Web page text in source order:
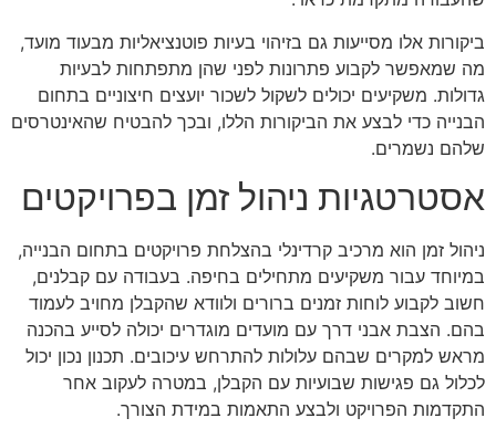
ביקורות אלו מסייעות גם בזיהוי בעיות פוטנציאליות מבעוד מועד,
מה שמאפשר לקבוע פתרונות לפני שהן מתפתחות לבעיות
גדולות. משקיעים יכולים לשקול לשכור יועצים חיצוניים בתחום
הבנייה כדי לבצע את הביקורות הללו, ובכך להבטיח שהאינטרסים
שלהם נשמרים.
אסטרטגיות ניהול זמן בפרויקטים
ניהול זמן הוא מרכיב קרדינלי בהצלחת פרויקטים בתחום הבנייה,
במיוחד עבור משקיעים מתחילים בחיפה. בעבודה עם קבלנים,
חשוב לקבוע לוחות זמנים ברורים ולוודא שהקבלן מחויב לעמוד
בהם. הצבת אבני דרך עם מועדים מוגדרים יכולה לסייע בהכנה
מראש למקרים שבהם עלולות להתרחש עיכובים. תכנון נכון יכול
לכלול גם פגישות שבועיות עם הקבלן, במטרה לעקוב אחר
התקדמות הפרויקט ולבצע התאמות במידת הצורך.